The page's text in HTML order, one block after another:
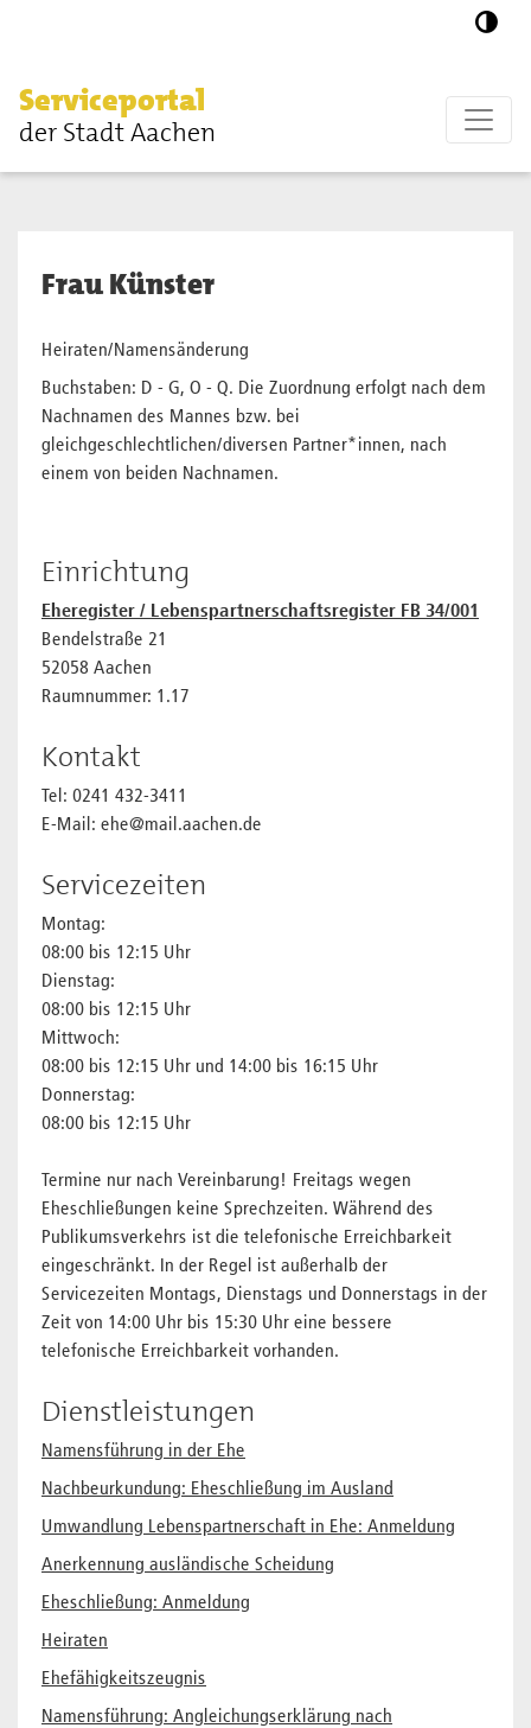
Serviceportal
der Stadt Aachen
Frau Künster
Heiraten/Namensänderung
Buchstaben: D - G, O - Q. Die Zuordnung erfolgt nach dem
Nachnamen des Mannes bzw. bei
gleichgeschlechtlichen/diversen Partner*innen, nach
einem von beiden Nachnamen.
Einrichtung
Eheregister / Lebenspartnerschaftsregister FB 34/001
Bendelstraße 21
52058 Aachen
Raumnummer: 1.17
Kontakt
Tel: 0241 432-3411
E-Mail: ehe@mail.aachen.de
Servicezeiten
Montag:
08:00 bis 12:15 Uhr
Dienstag:
08:00 bis 12:15 Uhr
Mittwoch:
08:00 bis 12:15 Uhr und 14:00 bis 16:15 Uhr
Donnerstag:
08:00 bis 12:15 Uhr
Termine nur nach Vereinbarung! Freitags wegen
Eheschließungen keine Sprechzeiten. Während des
Publikumsverkehrs ist die telefonische Erreichbarkeit
eingeschränkt. In der Regel ist außerhalb der
Servicezeiten Montags, Dienstags und Donnerstags in der
Zeit von 14:00 Uhr bis 15:30 Uhr eine bessere
telefonische Erreichbarkeit vorhanden.
Dienstleistungen
Namensführung in der Ehe
Nachbeurkundung: Eheschließung im Ausland
Umwandlung Lebenspartnerschaft in Ehe: Anmeldung
Anerkennung ausländische Scheidung
Eheschließung: Anmeldung
Heiraten
Ehefähigkeitszeugnis
Namensführung: Angleichungserklärung nach